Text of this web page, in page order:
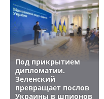
Под прикрытием
дипломатии.
Зеленский
превращает послов
Украины в шпионов